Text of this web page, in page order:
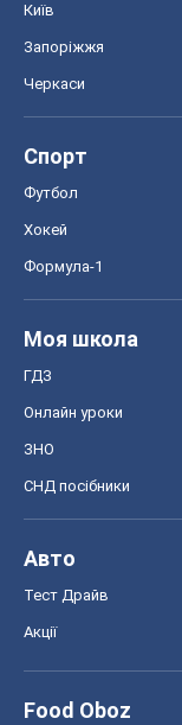
Київ
Запоріжжя
Черкаси
Спорт
Футбол
Хокей
Формула-1
Моя школа
ГДЗ
Онлайн уроки
ЗНО
СНД посібники
Авто
Тест Драйв
Акції
Food Oboz